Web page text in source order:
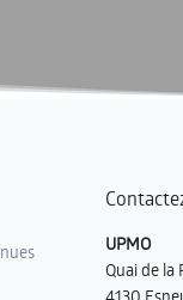
UPMO
Quai de la